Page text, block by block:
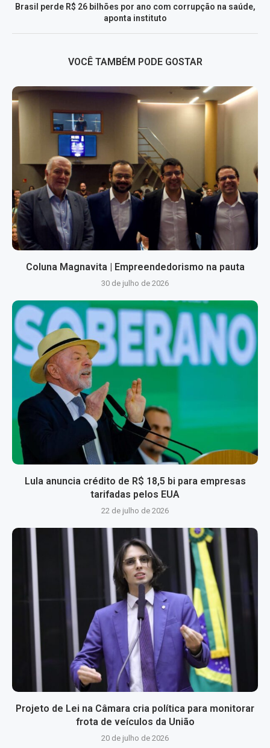
Brasil perde R$ 26 bilhões por ano com corrupção na saúde,
aponta instituto
VOCÊ TAMBÉM PODE GOSTAR
Coluna Magnavita | Empreendedorismo na pauta
30 de julho de 2026
Lula anuncia crédito de R$ 18,5 bi para empresas
tarifadas pelos EUA
22 de julho de 2026
Projeto de Lei na Câmara cria política para monitorar
frota de veículos da União
20 de julho de 2026